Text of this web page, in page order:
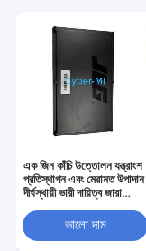
এক জিন কাঁচি উত্তোলন যন্ত্রাংশ
প্রতিস্থাপন এবং মেরামত উপাদান
দীর্ঘস্থায়ী ভারী দায়িত্ব জারা
ভালো দাম